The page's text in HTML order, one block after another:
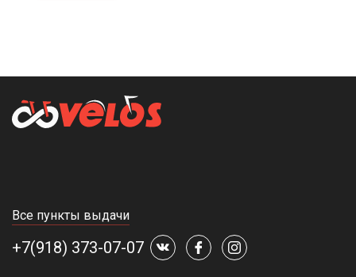
Все пункты выдачи
+7(918) 373-07-07